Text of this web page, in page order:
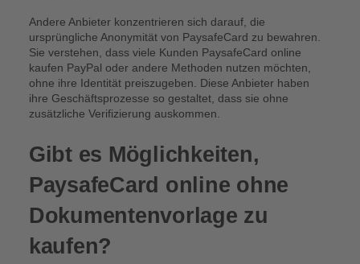
Andere Anbieter konzentrieren sich darauf, die
ursprüngliche Anonymität von PaysafeCard zu bewahren.
Sie verstehen, dass viele Kunden PaysafeCard online
kaufen PayPal oder andere Methoden nutzen möchten,
ohne ihre Identität preiszugeben. Diese Anbieter haben
ihre Geschäftsprozesse so gestaltet, dass sie ohne
zusätzliche Verifizierung auskommen.
Gibt es Möglichkeiten,
PaysafeCard online ohne
Dokumentenvorlage zu
kaufen?